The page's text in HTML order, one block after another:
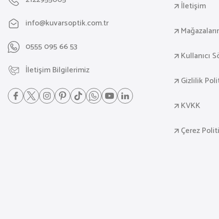
info@kuvarsoptik.com.tr
0555 095 66 53
İletişim Bilgilerimiz
İletişim
Kullanıcı
Gizlilik
KVKK
Çerez